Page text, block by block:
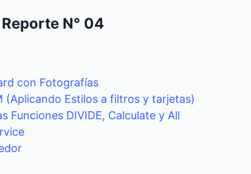
N° 04
con Fotografías
(Aplicando Estilos a filtros y tarjetas)
Funciones DIVIDE, Calculate y All